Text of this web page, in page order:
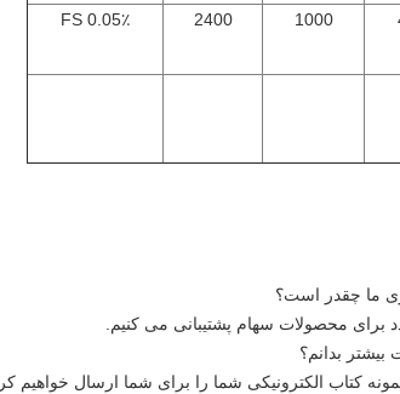
1000
2400 0.05٪ FS
ما چقدر است؟
بدانم؟
کتاب الکترونیکی شما را برای شما ارسال خواهیم